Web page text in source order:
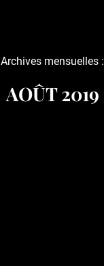
Archives mensuelles :
AOÛT 2019